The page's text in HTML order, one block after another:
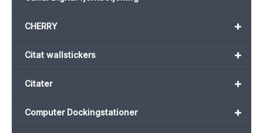
+
CHERRY
+
Citat wallstickers
+
Citater
+
Computer Dockingstationer